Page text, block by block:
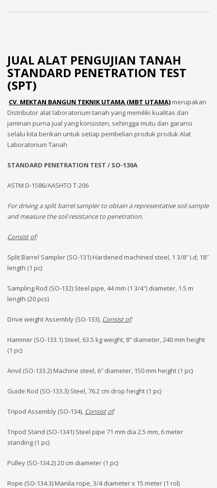
JUAL ALAT PENGUJIAN TANAH
STANDARD PENETRATION TEST
(SPT)
CV. MEKTAN BANGUN TEKNIK UTAMA (MBT UTAMA)merupakan
Distributor alat laboratorium tanah yang memiliki kualitas dan
jaminan purna jual yang konsisten, sehingga mutu dan garansi
selalu kita berikan untuk setiap pembelian produk produk Alat
Laboratorium Tanah
STANDARD PENETRATION TEST / SO-130A
ASTM D-1586/AASHTO T-206
For driving a split barrel sampler to obtain a representative soil sample
and measure the soil resistance to penetration.
Consist of:
Split Barrel Sampler (SO-131) Hardened machined steel, 1 3/8″ I.d; 18″
length (1 pc)
Sampling Rod (SO-132) Steel pipe, 44 mm (1 3/4″) diameter, 1.5 m
length (20 pcs)
Drive weight Assembly (SO-133), Consist of:
Hammer (SO-133.1) Steel, 63.5 kg weight, 8″ diameter, 240 mm height
(1 pc)
Anvil (SO-133.2) Machine steel, 6″ diameter, 150 mm height (1 pc)
Guide Rod (SO-133.3) Steel, 76.2 cm drop height (1 pc)
Tripod Assembly (SO-134), Consist of:
Tripod Stand (SO-1341) Steel pipe 71 mm dia 2.5 mm, 6 meter
standing (1 pc)
Pulley (SO-134.2) 20 cm diameter (1 pc)
Rope (SO-134.3) Manila rope, 3/4 diameter x 15 meter (1 rol)